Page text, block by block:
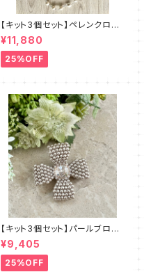
【キット3個セット】ペレンクロッ
シェ《ペルルロング》全2色 amu
＋塩川千映子
¥11,880
25%OFF
【キット3個セット】パールブロー
チ（ピンクベージュ）澤田美子
¥9,405
25%OFF